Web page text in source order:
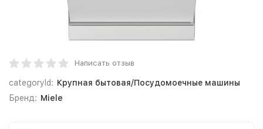
Написать отзыв
categoryId: Крупная бытовая/Посудомоечные машины
Бренд: Miele